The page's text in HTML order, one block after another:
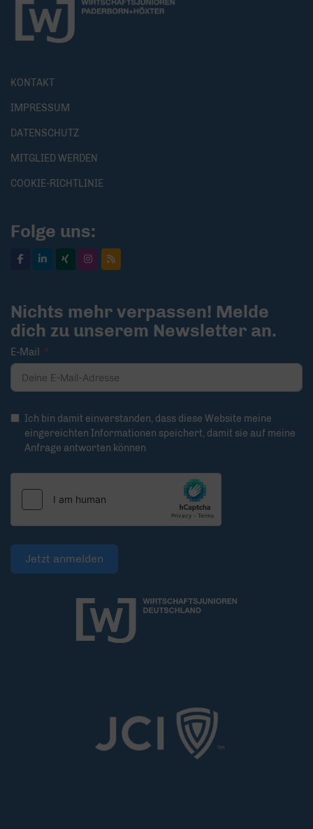
KONTAKT
IMPRESSUM
DATENSCHUTZ
MITGLIED WERDEN
COOKIE-RICHTLINIE
Folge uns:
Nichts mehr verpassen! Melde
dich zu unserem Newsletter an.
E-Mail
Ich bin damit einverstanden, dass diese Website meine
eingereichten Informationen speichert, damit sie auf meine
Anfrage antworten können
Jetzt anmelden